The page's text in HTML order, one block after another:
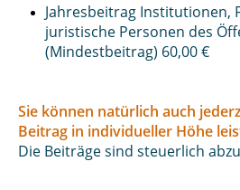
Jahresbeitrag Institutionen,
juristische Personen des
(Mindestbeitrag) 60,00 €
Sie können natürlich auch
Beitrag in individueller Höhe
Die Beiträge sind steuerlich